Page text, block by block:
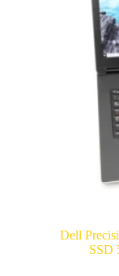
Dell
SSD